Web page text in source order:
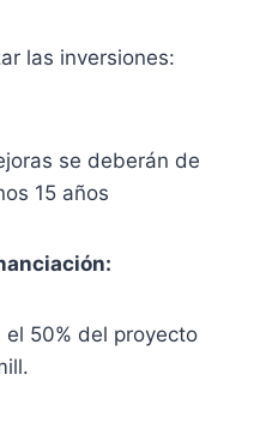
las inversiones:
se deberán de
15 años
50% del proyecto